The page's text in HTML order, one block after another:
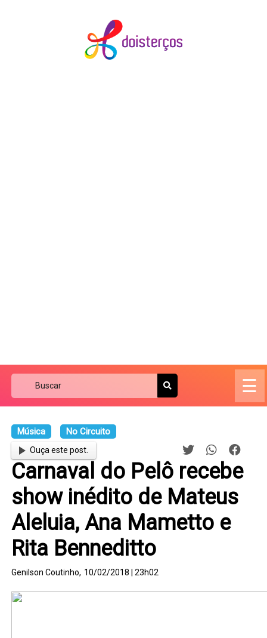
☰
Música No Circuito
Ouça este post.
Carnaval do Pelô recebe
show inédito de Mateus
Aleluia, Ana Mametto e
Rita Benneditto
Genilson Coutinho, 10/02/2018 | 23h02